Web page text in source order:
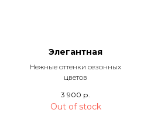
Элегантная
Нежные оттенки сезонных
цветов
3 900 р.
Out of stock